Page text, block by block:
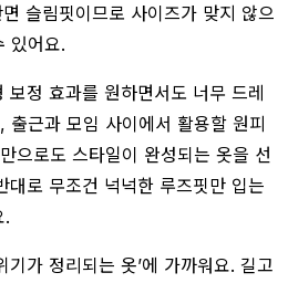
슬림핏이므로 사이즈가 맞지 않으
있어요.
보정 효과를 원하면서도 너무 드레
출근과 모임 사이에서 활용할 원피
으로도 스타일이 완성되는 옷을 선
대로 무조건 넉넉한 루즈핏만 입는
.
기가 정리되는 옷’에 가까워요. 길고